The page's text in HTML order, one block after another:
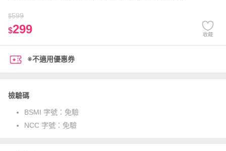
$599
$299 收藏
※不適用優惠券
檢驗碼
BSMI 字號： 免驗
NCC 字號： 免驗